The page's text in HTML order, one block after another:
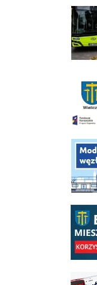
link do
link do
link do
link do